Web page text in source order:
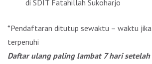
di SDIT Fatahillah Sukoharjo
*Pendaftaran ditutup sewaktu – waktu
terpenuhi
Daftar ulang paling lambat 7 hari